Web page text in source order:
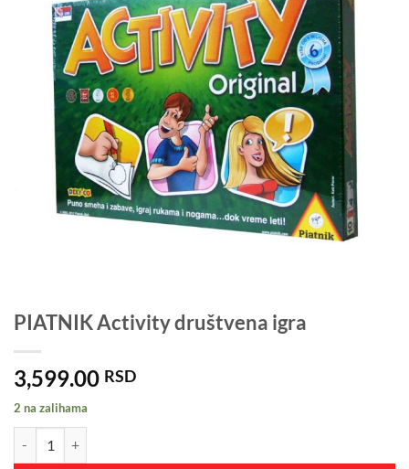
PIATNIK Activity društvena igra
3,599.00 RSD
2 na zalihama